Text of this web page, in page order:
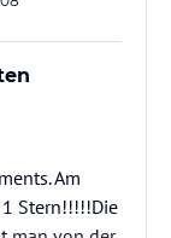
Am
Stern!!!!!Die